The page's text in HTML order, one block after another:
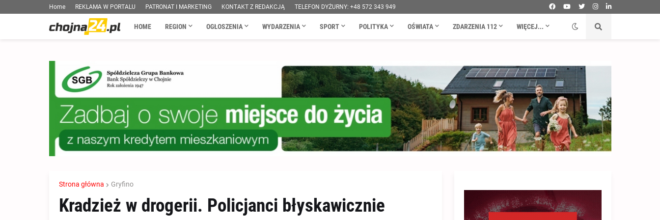
Home REKLAMA W PORTALU PATRONAT I MARKETING KONTAKT Z REDAKCJĄ TELEFON DYŻURNY: +48 572 343 949
HOME REGION OGŁOSZENIA WYDARZENIA SPORT POLITYKA OŚWIATA ZDARZENIA 112 WIĘCEJ...
Strona główna Gryfino
Kradzież w drogerii. Policjanci błyskawicznie